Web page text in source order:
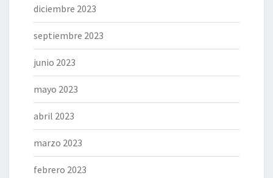
diciembre 2023
septiembre 2023
junio 2023
mayo 2023
abril 2023
marzo 2023
febrero 2023